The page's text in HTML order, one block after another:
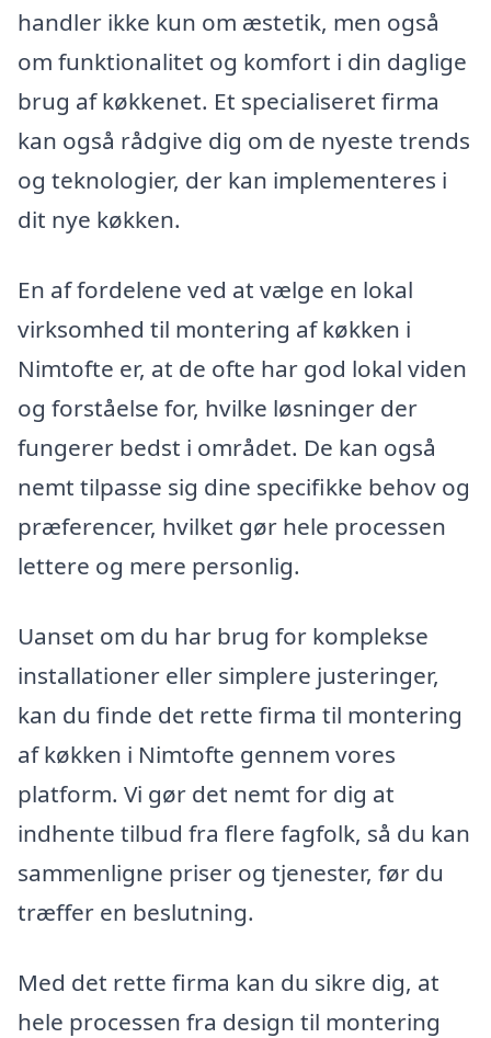
handler ikke kun om æstetik, men også
om funktionalitet og komfort i din daglige
brug af køkkenet. Et specialiseret firma
kan også rådgive dig om de nyeste trends
og teknologier, der kan implementeres i
dit nye køkken.
En af fordelene ved at vælge en lokal
virksomhed til montering af køkken i
Nimtofte er, at de ofte har god lokal viden
og forståelse for, hvilke løsninger der
fungerer bedst i området. De kan også
nemt tilpasse sig dine specifikke behov og
præferencer, hvilket gør hele processen
lettere og mere personlig.
Uanset om du har brug for komplekse
installationer eller simplere justeringer,
kan du finde det rette firma til montering
af køkken i Nimtofte gennem vores
platform. Vi gør det nemt for dig at
indhente tilbud fra flere fagfolk, så du kan
sammenligne priser og tjenester, før du
træffer en beslutning.
Med det rette firma kan du sikre dig, at
hele processen fra design til montering